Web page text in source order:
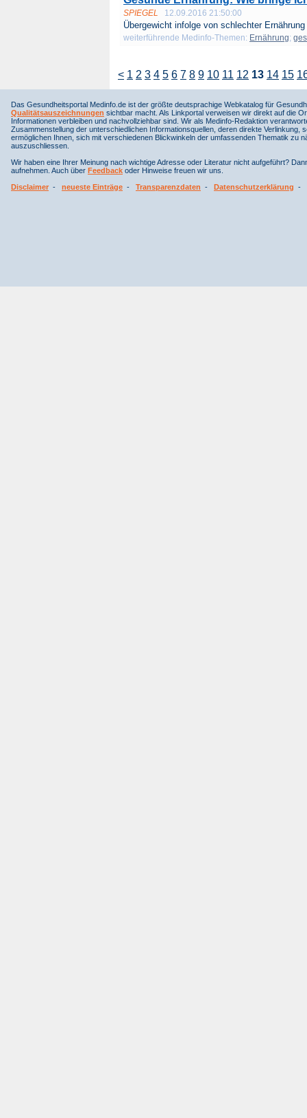
SPIEGEL 12.09.2016 21:50:00
Übergewicht infolge von schlechter
weiterführende Medinfo-Themen: Ernährung;
< 1 2 3 4 5 6 7 8 9 10 11 12 13 14 15
Das Gesundheitsportal Medinfo.de ist der größte deutsprachige Webkatalog für
Qualitätsauszeichnungen sichtbar macht. Als Linkportal verweisen wir direkt auf die
Informationen verbleiben und nachvollziehbar sind. Wir als Medinfo-Redaktion
Zusammenstellung der unterschiedlichen Informationsquellen, deren direkte
ermöglichen Ihnen, sich mit verschiedenen Blickwinkeln der umfassenden Thematik
auszuschliessen.
Wir haben eine Ihrer Meinung nach wichtige Adresse oder Literatur nicht aufgeführt?
aufnehmen. Auch über Feedback oder Hinweise freuen wir uns.
Disclaimer - neueste Einträge - Transparenzdaten - Datenschutzerklärung -